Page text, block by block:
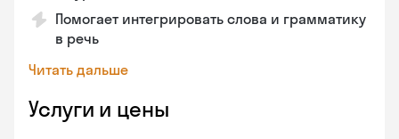
Помогает интегрировать слова и грамматику
в речь
Читать дальше
Услуги и цены